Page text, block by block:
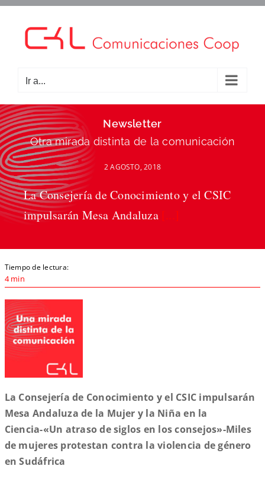
contenido
Ir a...
Newsletter
Otra mirada distinta de la comunicación
2 AGOSTO, 2018
La Consejería de Conocimiento y el CSIC
impulsarán Mesa Andaluza [...]
Tiempo de lectura:
4 min
La Consejería de Conocimiento y el CSIC impulsarán
Mesa Andaluza de la Mujer y la Niña en la
Ciencia-«Un atraso de siglos en los consejos»-Miles
de mujeres protestan contra la violencia de género
en Sudáfrica